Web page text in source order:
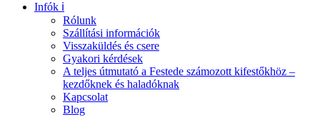
Infók ℹ️
Rólunk
Szállítási információk
Visszaküldés és csere
Gyakori kérdések
A teljes útmutató a Festede számozott kifestőkhöz –
kezdőknek és haladóknak
Kapcsolat
Blog